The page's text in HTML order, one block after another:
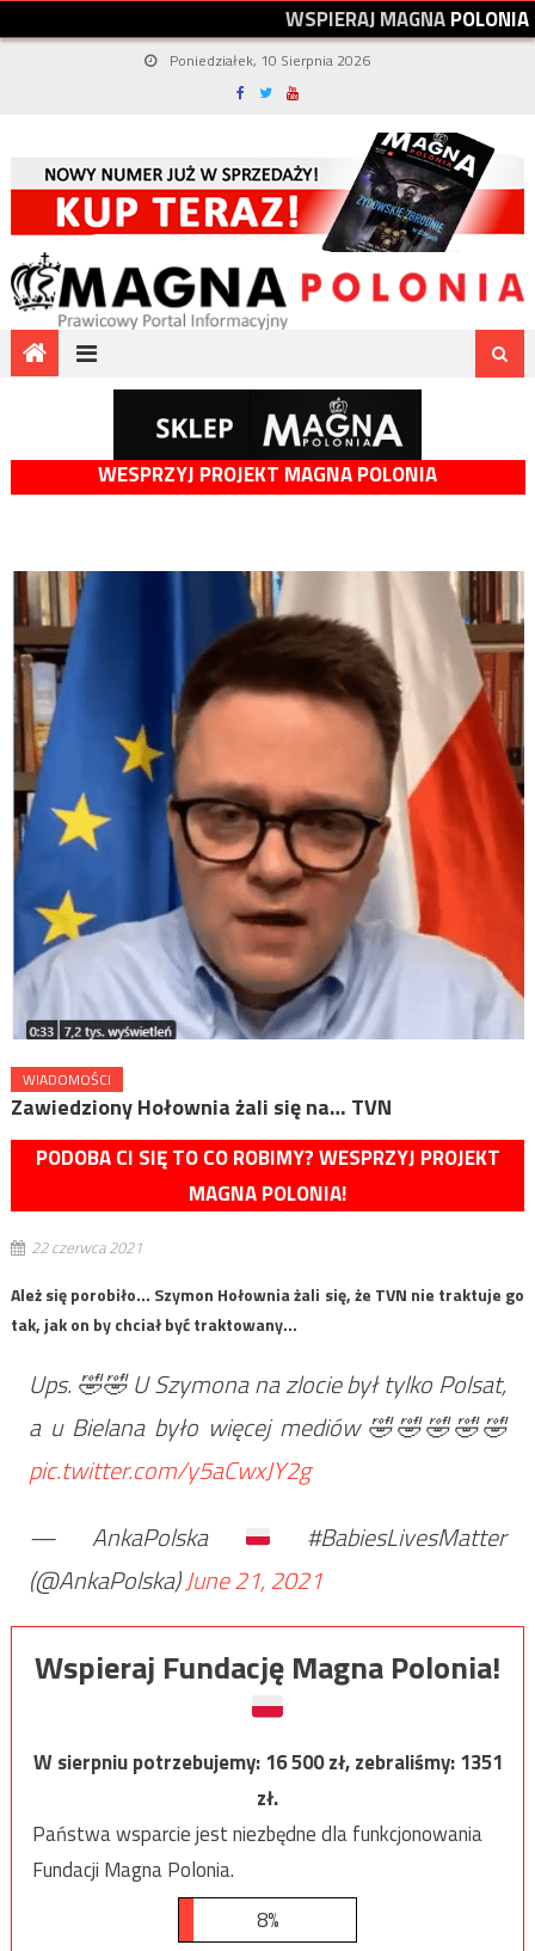
WSPIERAJMAGNAPOLONIA
Poniedziałek, 10 Sierpnia 2026
WESPRZYJ PROJEKT MAGNA POLONIA
WIADOMOŚCI
Zawiedziony Hołownia żali się na… TVN
PODOBA CI SIĘ TO CO ROBIMY? WESPRZYJ PROJEKT
MAGNA POLONIA!
22 czerwca 2021
Ależ się porobiło… Szymon Hołownia żali się, że TVN nie traktuje go
tak, jak on by chciał być traktowany…
Ups. 🤣🤣 U Szymona na zlocie był tylko Polsat,
a u Bielana było więcej mediów 🤣🤣🤣🤣🤣
pic.twitter.com/y5aCwxJY2g
— AnkaPolska
#BabiesLivesMatter
(@AnkaPolska)June 21, 2021
Wspieraj Fundację Magna Polonia!
W sierpniu potrzebujemy:16 500zł, zebraliśmy:1351
zł.
Państwa wsparcie jest niezbędne dla funkcjonowania
Fundacji Magna Polonia.
8%